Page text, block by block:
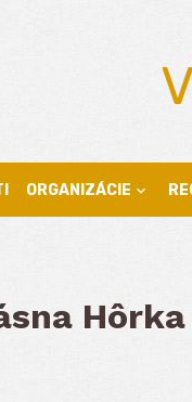
ORGANIZÁCIE
Hôrka